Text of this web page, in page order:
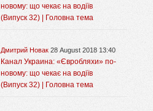
новому: що чекає на водіїв
(Випуск 32) | Головна тема
Дмитрий Новак 28 August 2018 13:40
Канал Украина: «Євробляхи» по-
новому: що чекає на водіїв
(Випуск 32) | Головна тема